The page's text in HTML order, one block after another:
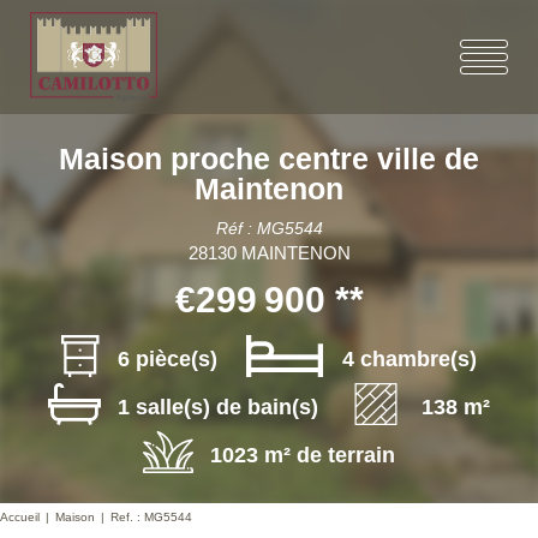
Maison proche centre ville de
Maintenon
Réf : MG5544
28130 MAINTENON
€299 900 **
6 pièce(s)
4 chambre(s)
1 salle(s) de bain(s)
138 m²
1023 m² de terrain
Accueil Maison Ref. : MG5544